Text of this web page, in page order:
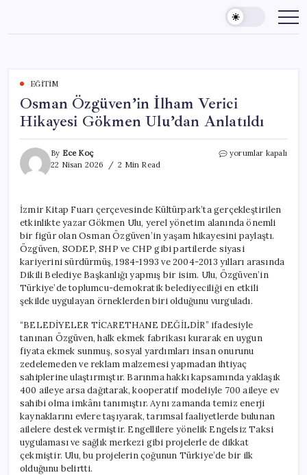
content
EĞITIM
Osman Özgüven’in İlham Verici
Hikayesi Gökmen Ulu’dan Anlatıldı
By Ece Koç
22 Nisan 2026
2 Min Read
Osman
Gökmen
Ulu’dan
Anlatıldı
için
yorumlar kapalı
İzmir Kitap Fuarı çerçevesinde Kültürpark’ta gerçekleştirilen
etkinlikte yazar Gökmen Ulu, yerel yönetim alanında önemli
bir figür olan Osman Özgüven’in yaşam hikayesini paylaştı.
Özgüven, SODEP, SHP ve CHP gibi partilerde siyasi
kariyerini sürdürmüş, 1984-1993 ve 2004-2013 yılları arasında
Dikili Belediye Başkanlığı yapmış bir isim. Ulu, Özgüven’in
Türkiye’de toplumcu-demokratik belediyeciliği en etkili
şekilde uygulayan örneklerden biri olduğunu vurguladı.
“BELEDİYELER TİCARETHANE DEĞİLDİR” ifadesiyle
tanınan Özgüven, halk ekmek fabrikası kurarak en uygun
fiyata ekmek sunmuş, sosyal yardımları insan onurunu
zedelemeden ve reklam malzemesi yapmadan ihtiyaç
sahiplerine ulaştırmıştır. Barınma hakkı kapsamında yaklaşık
400 aileye arsa dağıtarak, kooperatif modeliyle 700 aileye ev
sahibi olma imkânı tanımıştır. Aynı zamanda temiz enerji
kaynaklarını evlere taşıyarak, tarımsal faaliyetlerde bulunan
ailelere destek vermiştir. Engellilere yönelik Engelsiz Taksi
uygulaması ve sağlık merkezi gibi projelerle de dikkat
çekmiştir. Ulu, bu projelerin çoğunun Türkiye’de bir ilk
olduğunu belirtti.